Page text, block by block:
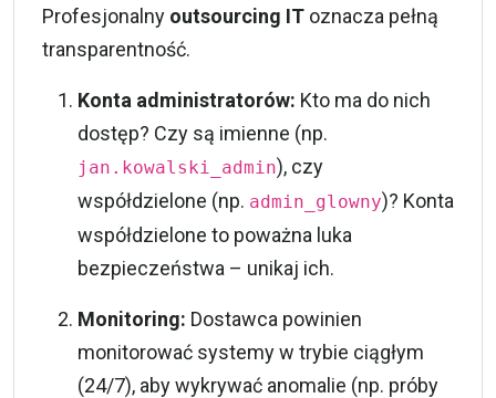
Profesjonalny outsourcing IT oznacza pełną
transparentność.
Konta administratorów: Kto ma do nich
dostęp? Czy są imienne (np.
jan.kowalski_admin), czy
współdzielone (np. admin_glowny)? Konta
współdzielone to poważna luka
bezpieczeństwa – unikaj ich.
Monitoring: Dostawca powinien
monitorować systemy w trybie ciągłym
(24/7), aby wykrywać anomalie (np. próby